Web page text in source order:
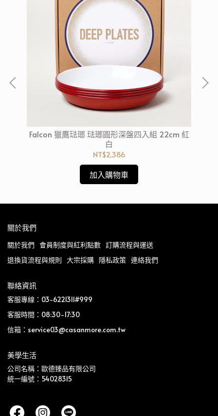
Falcon 獵鷹琺瑯 琺瑯圓形深盤四入組 22cm 紅
白
NT$2,386
加入購物車
關於我們
關於我們 會員制度與紅利點數 訂購流程與運送
退換貨流程與規則 大宗採購 隱私政策 連絡我們
聯絡資訊
客服專線：03-6221311#999
客服時間：08:30-17:30
信箱：service03@casanmore.com.tw
美學生活
公司名稱：歐德臻品有限公司
統一編號：54028315